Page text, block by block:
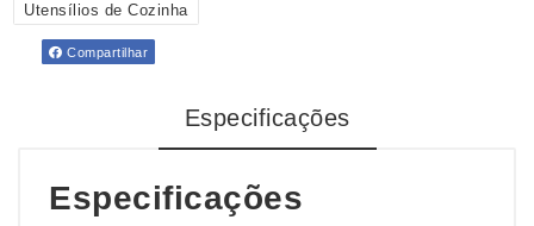
Utensílios de Cozinha
Compartilhar
Especificações
Especificações